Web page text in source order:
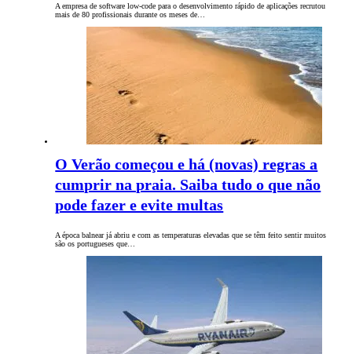
A empresa de software low-code para o desenvolvimento rápido de aplicações recrutou
mais de 80 profissionais durante os meses de…
O Verão começou e há (novas) regras a
cumprir na praia. Saiba tudo o que não
pode fazer e evite multas
A época balnear já abriu e com as temperaturas elevadas que se têm feito sentir muitos
são os portugueses que…